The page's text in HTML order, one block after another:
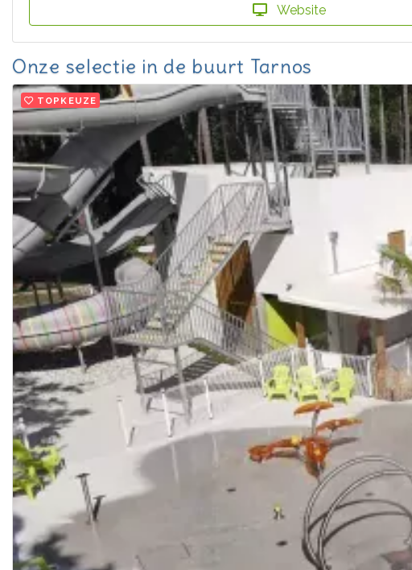
Website
Onze selectie in de buurt Tarnos
TOPKEUZE